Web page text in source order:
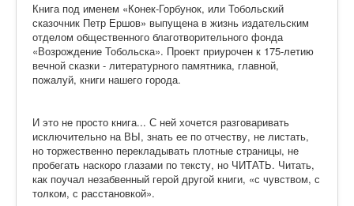
Книга под именем «Конек-Горбунок, или Тобольский
сказочник Петр Ершов» выпущена в жизнь издательским
отделом общественного благотворительного фонда
«Возрождение Тобольска». Проект приурочен к 175-летию
вечной сказки - литературного памятника, главной,
пожалуй, книги нашего города.
И это не просто книга... С ней хочется разговаривать
исключительно на ВЫ, знать ее по отчеству, не листать,
но торжественно перекладывать плотные страницы, не
пробегать наскоро глазами по тексту, но ЧИТАТЬ. Читать,
как поучал незабвенный герой другой книги, «с чувством, с
толком, с расстановкой».